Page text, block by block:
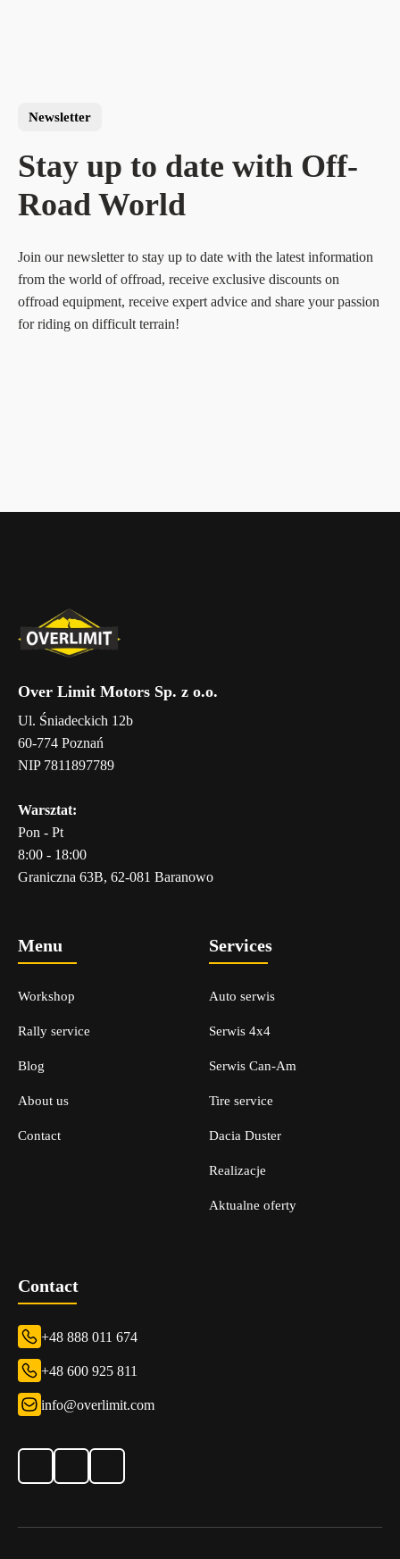
Newsletter
Stay up to date with Off-
Road World
Join our newsletter to stay up to date with the latest information
from the world of offroad, receive exclusive discounts on
offroad equipment, receive expert advice and share your passion
for riding on difficult terrain!
Over Limit Motors Sp. z o.o.
Ul. Śniadeckich 12b
60-774 Poznań
NIP 7811897789
Warsztat:
Pon - Pt
8:00 - 18:00
Graniczna 63B, 62-081 Baranowo
Menu
Workshop
Rally service
Blog
About us
Contact
Services
Auto serwis
Serwis 4x4
Serwis Can-Am
Tire service
Dacia Duster
Realizacje
Aktualne oferty
Contact
+48 888 011 674
+48 600 925 811
info@overlimit.com